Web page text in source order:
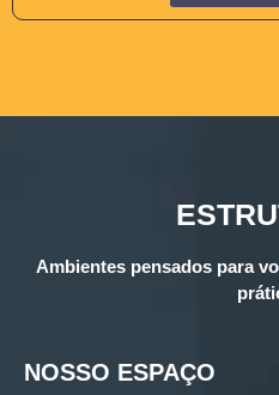
Ambientes pensados para
NOSSO ESPAÇO